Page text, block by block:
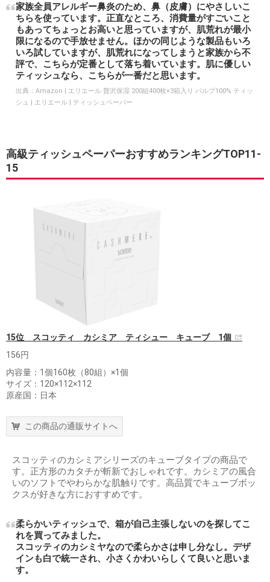
家族全員アレルギー鼻炎のため、鼻（皮膚）にやさしいこ
ちらを使っています。正直なところ、消費量がすごいこと
もあってちょっとお高いと思っていますが、肌荒れが最小
限になるので手放せません。ほかの同じような製品もいろ
いろ試していますが、肌荒れになってしまうと家族から不
評で、こちらが定番として落ち着いています。肌に優しい
ティッシュなら、こちらが一番だと思います。
出典： Amazon | エリエール 贅沢保湿 200組400枚×3箱入り パルプ100% ティッ
シュ | エリエール | ティッシュペーパー
高級ティッシュペーパーおすすめランキングTOP11-
15
15位 スコッティ カシミア ティシュー キューブ 1個
156円
内容量：1個160枚（80組）×1個
サイズ：120×112×112
原産国：日本
この商品の通販サイトへ
スコッティのカシミアシリーズのキューブタイプの商品で
す。正方形のカタチが斬新でおしゃれです。カシミアの風合
いのソフトでやわらかな肌触りです。高品質でキューブボッ
クスが好きな方におすすめです。
柔らかいティッシュで、箱が自己主張しないのを探してこ
れを買ってみました。
スコッティのカシミヤなので柔らかさは申し分なし。デザ
インも白で統一され、小さくかわいらしくて良いと思いま
す。